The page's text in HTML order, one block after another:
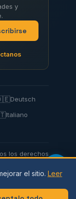
y
Deutsch
Italiano
los derechos
cookies |el sitio. Leer